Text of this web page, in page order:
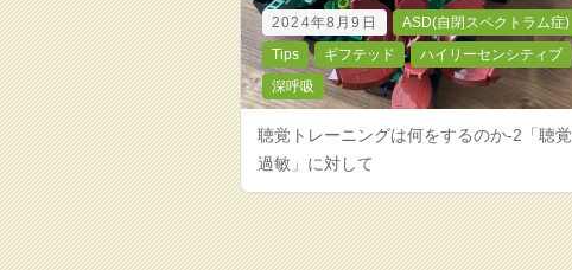
2024年8月9日
ASD(自閉スペクトラム症)
Tips
ギフテッド
ハイリーセンシティブ
深呼吸
聴覚トレーニングは何をするのか-2「聴覚
過敏」に対して